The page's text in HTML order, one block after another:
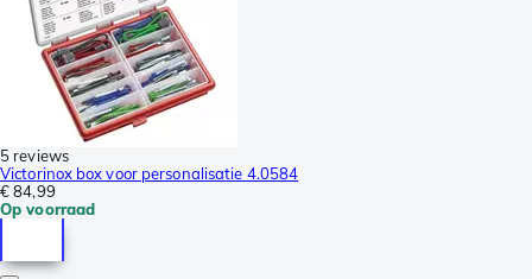
5 reviews
Victorinox box voor personalisatie 4.0584
€ 84,99
Op voorraad